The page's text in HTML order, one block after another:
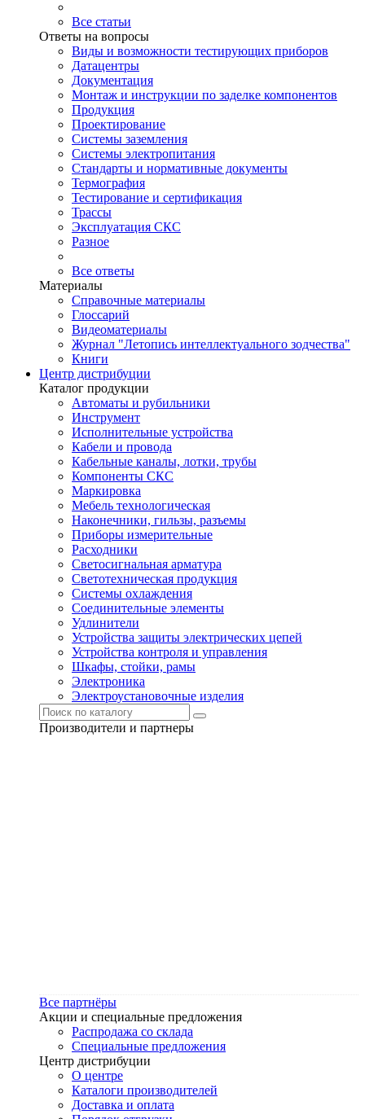
Все статьи
Ответы на вопросы
Виды и возможности тестирующих приборов
Датацентры
Документация
Монтаж и инструкции по заделке компонентов
Продукция
Проектирование
Системы заземления
Системы электропитания
Стандарты и нормативные документы
Термография
Тестирование и сертификация
Трассы
Эксплуатация СКС
Разное
Все ответы
Материалы
Справочные материалы
Глоссарий
Видеоматериалы
Журнал "Летопись интеллектуального зодчества"
Книги
Центр дистрибуции
Каталог продукции
Автоматы и рубильники
Инструмент
Исполнительные устройства
Кабели и провода
Кабельные каналы, лотки, трубы
Компоненты СКС
Маркировка
Мебель технологическая
Наконечники, гильзы, разъемы
Приборы измерительные
Расходники
Светосигнальная арматура
Светотехническая продукция
Системы охлаждения
Соединительные элементы
Удлинители
Устройства защиты электрических цепей
Устройства контроля и управления
Шкафы, стойки, рамы
Электроника
Электроустановочные изделия
Производители и партнеры
Все партнёры
Акции и специальные предложения
Распродажа со склада
Специальные предложения
Центр дистрибуции
О центре
Каталоги производителей
Доставка и оплата